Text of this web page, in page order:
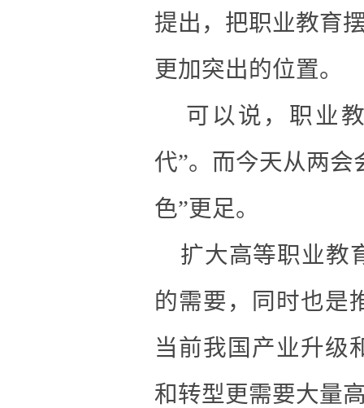
提出，把职业教育
更加突出的位置。
可以说， 职业
代”。 而今天从两会
色”更足。
扩大高等职业教
的需要，同时也是
当前我国产业升级
和转型更需要大量